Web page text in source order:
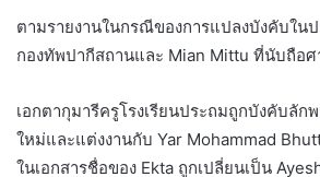
ตามรายงานในกรณีของการแปลงบังคับใน
กองทัพปากีสถานและ Mian Mittu ที่นับถือศ
เอกตากุมารีครูโรงเรียนประถมถูกบังคับลัก
ใหม่และแต่งงานกับ Yar Mohammad
ในเอกสารชื่อของ Ekta ถูกเปลี่ยนเป็น